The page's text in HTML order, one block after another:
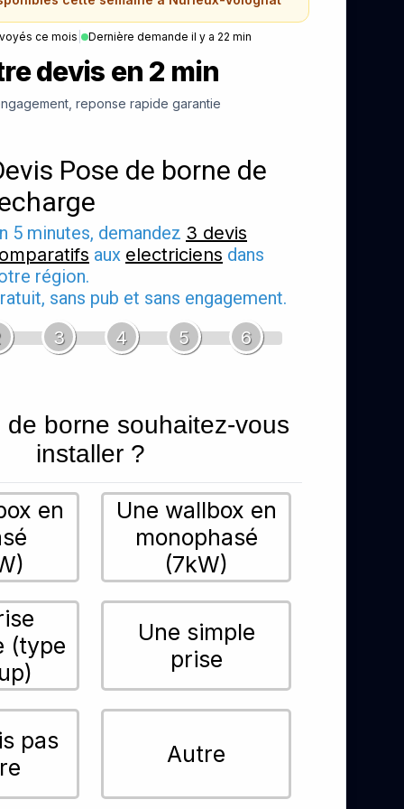
ce mois Dernière demande il y a 22 min
devis en 2 min
reponse rapide garantie
Pose de borne de
5 minutes, demandez 3 devis
aux electriciens dans
région.
sans pub et sans engagement.
3 4 5 6
de borne souhaitez-vous
installer ?
en
Une wallbox en
monophasé
(7kW)
(type
Une simple
prise
pas
Autre